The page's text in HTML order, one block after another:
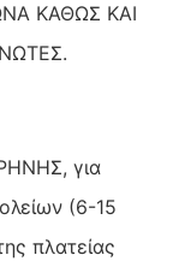
ΚΑΘΩΣ ΚΑΙ
για
(6-15
πλατείας